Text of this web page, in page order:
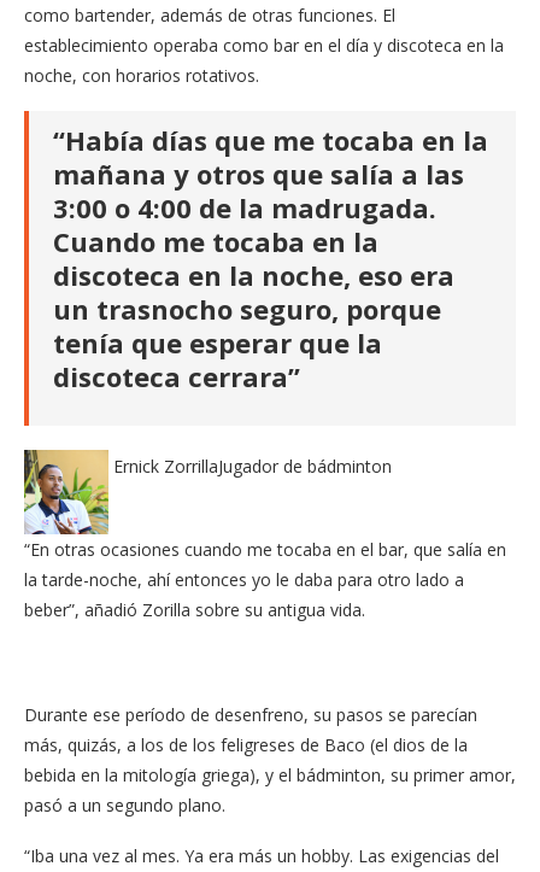
como bartender, además de otras funciones. El
establecimiento operaba como bar en el día y discoteca en la
noche, con horarios rotativos.
“Había días que me tocaba en la
mañana y otros que salía a las
3:00 o 4:00 de la madrugada.
Cuando me tocaba en la
discoteca en la noche, eso era
un trasnocho seguro, porque
tenía que esperar que la
discoteca cerrara”
Ernick ZorrillaJugador de bádminton
“En otras ocasiones cuando me tocaba en el bar, que salía en
la tarde-noche, ahí entonces yo le daba para otro lado a
beber”, añadió Zorilla sobre su antigua vida.
Durante ese período de desenfreno, su pasos se parecían
más, quizás, a los de los feligreses de Baco (el dios de la
bebida en la mitología griega), y el bádminton, su primer amor,
pasó a un segundo plano.
“Iba una vez al mes. Ya era más un hobby. Las exigencias del